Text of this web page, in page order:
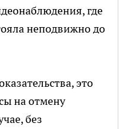
где
неподвижно до
это
на отмену
без